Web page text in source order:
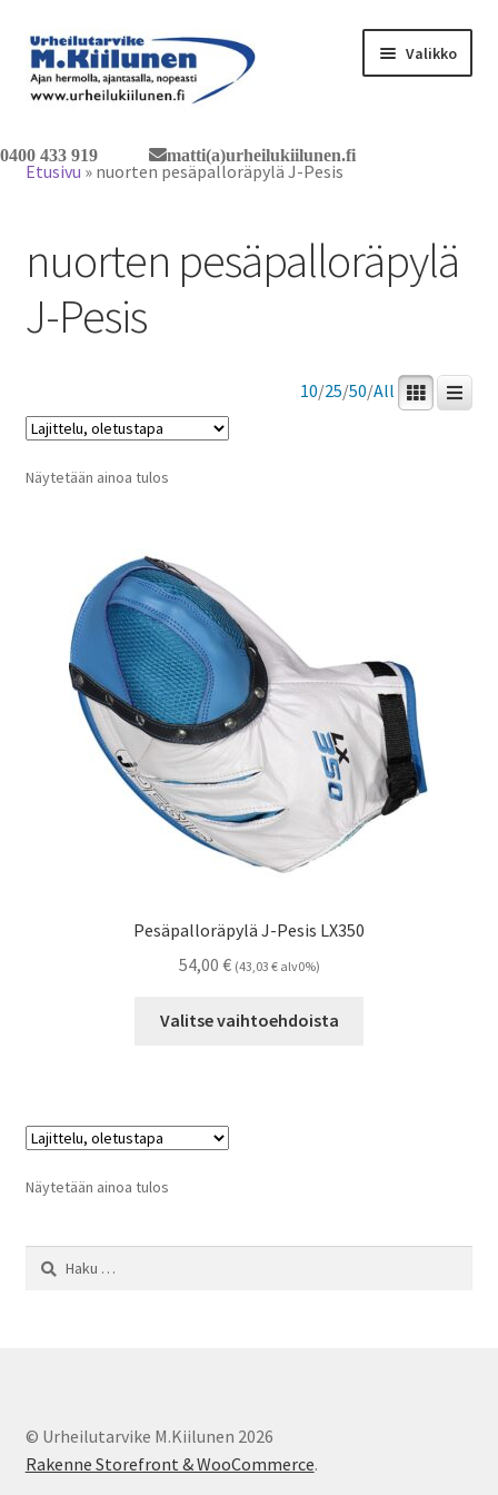
0400 433 919 matti(a)urheilukiilunen.fi
Siirry
navigointiin
Siirry
sisältöön
Valikko
tason
valikko
Yhteystiedot
Etusivu » nuorten pesäpalloräpylä J-Pesis
nuorten pesäpalloräpylä
J-Pesis
10/25/50/All
Näytetään ainoa tulos
Pesäpalloräpylä J-Pesis LX350
54,00 € (43,03 €alv0%)
Valitse vaihtoehdoista
Näytetään ainoa tulos
Haku:
© Urheilutarvike M.Kiilunen 2026
Rakenne Storefront & WooCommerce.